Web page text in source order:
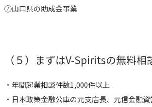
⑦山口県の助成金事業
（５）まずはV-Spiritsの無料相
・年間起業相談件数1,000件以上
・日本政策金融公庫の元支店長、元信金融